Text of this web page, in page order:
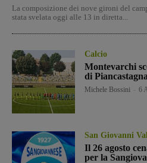
La composizione dei nove gironi del
stata svelata oggi alle 13 in diretta...
Calcio
Montevarchi
di
Michele Bossini 6
San Giovanni
Il 26 agosto
per la